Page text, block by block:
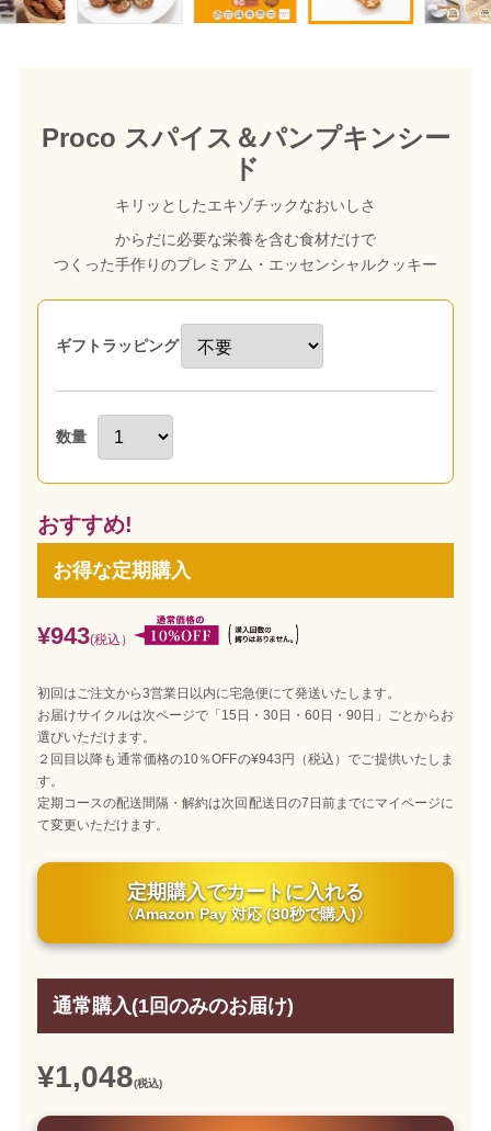
Proco スパイス＆パンプキンシー
ド
キリッとしたエキゾチックなおいしさ
からだに必要な栄養を含む食材だけで
つくった手作りのプレミアム・エッセンシャルクッキー
ギフトラッピング
数量
おすすめ!
お得な定期購入
¥943(税込）
初回はご注文から3営業日以内に宅急便にて発送いたします。
お届けサイクルは次ページで「15日・30日・60日・90日」ごとからお
選びいただけます。
２回目以降も通常価格の10％OFFの¥943円（税込）でご提供いたしま
す。
定期コースの配送間隔・解約は次回配送日の7日前までにマイページに
て変更いただけます。
定期購入でカートに入れる
〈Amazon Pay 対応 (30秒で購入)〉
通常購入(1回のみのお届け)
¥1,048(税込)